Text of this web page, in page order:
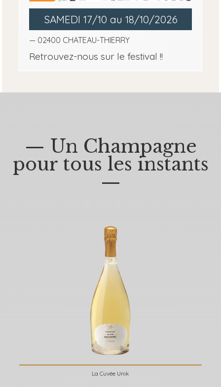
SAMEDI 17/10 au 18/10/2026
— 02400 CHATEAU-THIERRY
Retrouvez-nous sur le festival !!
— Un Champagne
pour tous les instants
—
La Cuvée Unik